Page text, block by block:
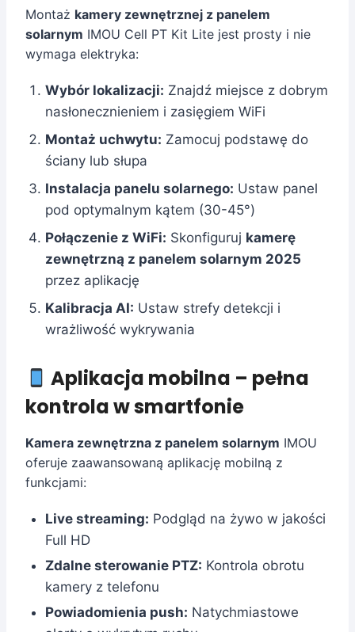
Montaż kamery zewnętrznej z panelem
solarnym IMOU Cell PT Kit Lite jest prosty i nie
wymaga elektryka:
Wybór lokalizacji: Znajdź miejsce z dobrym
nasłonecznieniem i zasięgiem WiFi
Montaż uchwytu: Zamocuj podstawę do
ściany lub słupa
Instalacja panelu solarnego: Ustaw panel
pod optymalnym kątem (30-45°)
Połączenie z WiFi: Skonfiguruj kamerę
zewnętrzną z panelem solarnym 2025
przez aplikację
Kalibracja AI: Ustaw strefy detekcji i
wrażliwość wykrywania
Aplikacja mobilna – pełna
kontrola w smartfonie
Kamera zewnętrzna z panelem solarnym IMOU
oferuje zaawansowaną aplikację mobilną z
funkcjami:
Live streaming: Podgląd na żywo w jakości
Full HD
Zdalne sterowanie PTZ: Kontrola obrotu
kamery z telefonu
Powiadomienia push: Natychmiastowe